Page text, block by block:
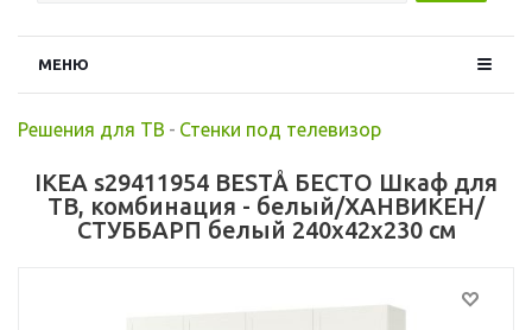
МЕНЮ
Решения для ТВ - Стенки под телевизор
IKEA s29411954 BESTÅ БЕСТО Шкаф для
ТВ, комбинация - белый/ХАНВИКЕН/
СТУББАРП белый 240x42x230 см